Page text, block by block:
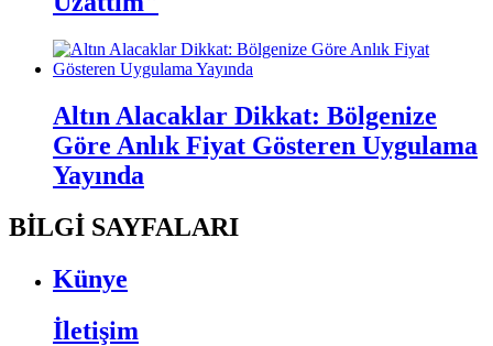
Altın Alacaklar Dikkat: Bölgenize
Göre Anlık Fiyat Gösteren Uygulama
Yayında
BİLGİ SAYFALARI
Künye
İletişim